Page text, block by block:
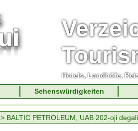
Hotels, Landhöfe,
Sehenswürdigkeiten
> BALTIC PETROLEUM, UAB 202-oji